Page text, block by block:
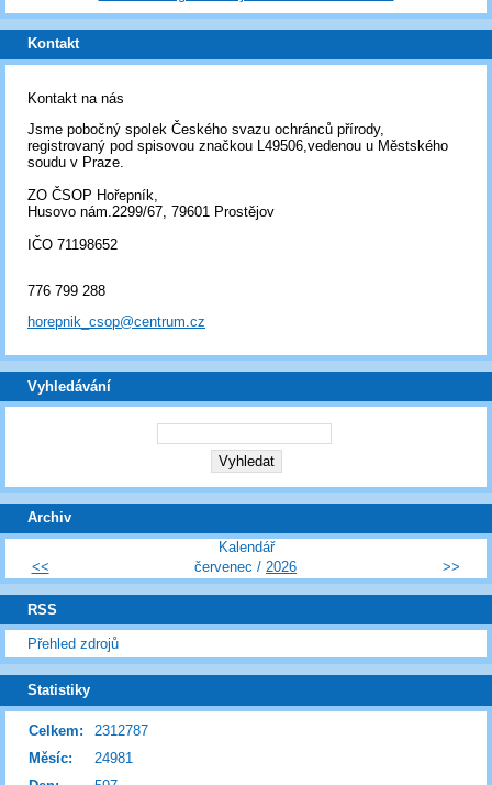
Kontakt
Kontakt na nás
Jsme pobočný spolek Českého svazu ochránců přírody,
registrovaný pod spisovou značkou L49506,vedenou u Městského
soudu v Praze.
ZO ČSOP Hořepník,
Husovo nám.2299/67, 79601 Prostějov
IČO 71198652
776 799 288
horepnik_csop@centrum.cz
Vyhledávání
Archiv
Kalendář
<<
červenec / 2026 >>
RSS
Přehled zdrojů
Statistiky
Celkem:
2312787
Měsíc:
24981